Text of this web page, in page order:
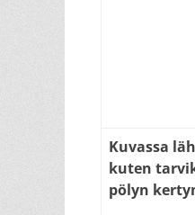
Kuvassa
kuten
pölyn